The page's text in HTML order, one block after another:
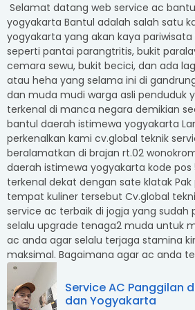
Selamat datang web service ac
yogyakarta Bantul adalah salah satu
yogyakarta yang akan kaya
seperti pantai parangtritis, bukit
cemara sewu, bukit becici, dan ada
atau heha yang selama ini di
dan muda mudi warga asli penduduk
terkenal di manca negara demikian
bantul daerah istimewa yogyakarta
perkenalkan kami cv.global teknik
beralamatkan di brajan rt.02
daerah istimewa yogyakarta kode pos
terkenal dekat dengan sate klatak
tempat kuliner tersebut Cv.global
service ac terbaik di jogja yang sudah
selalu upgrade tenaga2 muda untuk
ac anda agar selalu terjaga stamina
maksimal. Bagaimana agar ac anda
Service AC Panggilan
dan Yogyakarta